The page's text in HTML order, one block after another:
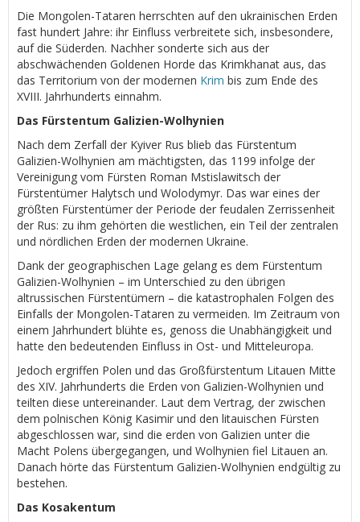
Die Mongolen-Tataren herrschten auf den ukrainischen Erden
fast hundert Jahre: ihr Einfluss verbreitete sich, insbesondere,
auf die Süderden. Nachher sonderte sich aus der
abschwächenden Goldenen Horde das Krimkhanat aus, das
das Territorium von der modernen Krim bis zum Ende des
XVIII. Jahrhunderts einnahm.
Das Fürstentum Galizien-Wolhynien
Nach dem Zerfall der Kyiver Rus blieb das Fürstentum
Galizien-Wolhynien am mächtigsten, das 1199 infolge der
Vereinigung vom Fürsten Roman Mstislawitsch der
Fürstentümer Halytsch und Wolodymyr. Das war eines der
größten Fürstentümer der Periode der feudalen Zerrissenheit
der Rus: zu ihm gehörten die westlichen, ein Teil der zentralen
und nördlichen Erden der modernen Ukraine.
Dank der geographischen Lage gelang es dem Fürstentum
Galizien-Wolhynien – im Unterschied zu den übrigen
altrussischen Fürstentümern – die katastrophalen Folgen des
Einfalls der Mongolen-Tataren zu vermeiden. Im Zeitraum von
einem Jahrhundert blühte es, genoss die Unabhängigkeit und
hatte den bedeutenden Einfluss in Ost- und Mitteleuropa.
Jedoch ergriffen Polen und das Großfürstentum Litauen Mitte
des XIV. Jahrhunderts die Erden von Galizien-Wolhynien und
teilten diese untereinander. Laut dem Vertrag, der zwischen
dem polnischen König Kasimir und den litauischen Fürsten
abgeschlossen war, sind die erden von Galizien unter die
Macht Polens übergegangen, und Wolhynien fiel Litauen an.
Danach hörte das Fürstentum Galizien-Wolhynien endgültig zu
bestehen.
Das Kosakentum